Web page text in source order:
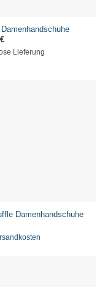
€
Lieferung
Damenhandschuhe